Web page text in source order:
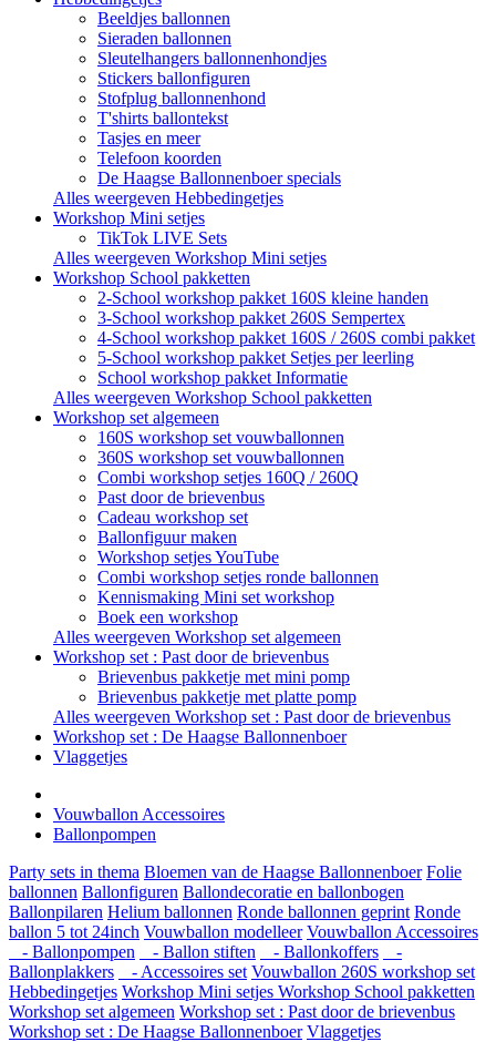
Beeldjes ballonnen
Sieraden ballonnen
Sleutelhangers ballonnenhondjes
Stickers ballonfiguren
Stofplug ballonnenhond
T'shirts ballontekst
Tasjes en meer
Telefoon koorden
De Haagse Ballonnenboer specials
Alles weergeven Hebbedingetjes
Workshop Mini setjes
TikTok LIVE Sets
Alles weergeven Workshop Mini setjes
Workshop School pakketten
2-School workshop pakket 160S kleine handen
3-School workshop pakket 260S Sempertex
4-School workshop pakket 160S / 260S combi pakket
5-School workshop pakket Setjes per leerling
School workshop pakket Informatie
Alles weergeven Workshop School pakketten
Workshop set algemeen
160S workshop set vouwballonnen
360S workshop set vouwballonnen
Combi workshop setjes 160Q / 260Q
Past door de brievenbus
Cadeau workshop set
Ballonfiguur maken
Workshop setjes YouTube
Combi workshop setjes ronde ballonnen
Kennismaking Mini set workshop
Boek een workshop
Alles weergeven Workshop set algemeen
Workshop set : Past door de brievenbus
Brievenbus pakketje met mini pomp
Brievenbus pakketje met platte pomp
Alles weergeven Workshop set : Past door de brievenbus
Workshop set : De Haagse Ballonnenboer
Vlaggetjes
Vouwballon Accessoires
Ballonpompen
Party sets in thema Bloemen van de Haagse Ballonnenboer Folie
ballonnen Ballonfiguren Ballondecoratie en ballonbogen
Ballonpilaren Helium ballonnen Ronde ballonnen geprint Ronde
ballon 5 tot 24inch Vouwballon modelleer Vouwballon Accessoires
- Ballonpompen
- Ballon stiften - Ballonkoffers
-
Ballonplakkers
- Accessoires set Vouwballon 260S workshop set
Hebbedingetjes Workshop Mini setjes Workshop School pakketten
Workshop set algemeen Workshop set : Past door de brievenbus
Workshop set : De Haagse Ballonnenboer Vlaggetjes